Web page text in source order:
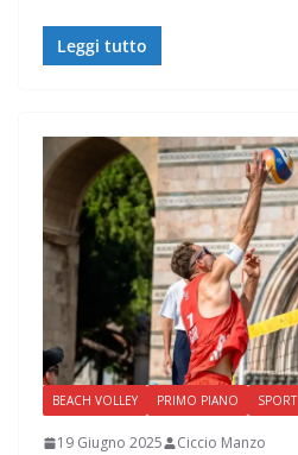
Leggi tutto
BEACH VOLLEY PRIMO PIANO SPORT
19 Giugno 2025 Ciccio Manzo